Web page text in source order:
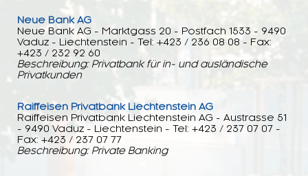
Neue Bank AG
Neue Bank AG - Marktgass 20 - Postfach 1533 - 9490
Vaduz - Liechtenstein - Tel: +423 / 236 08 08 - Fax:
+423 / 232 92 60
Beschreibung: Privatbank für in- und ausländische
Privatkunden
Raiffeisen Privatbank Liechtenstein AG
Raiffeisen Privatbank Liechtenstein AG - Austrasse 51
- 9490 Vaduz - Liechtenstein - Tel: +423 / 237 07 07 -
Fax: +423 / 237 07 77
Beschreibung: Private Banking